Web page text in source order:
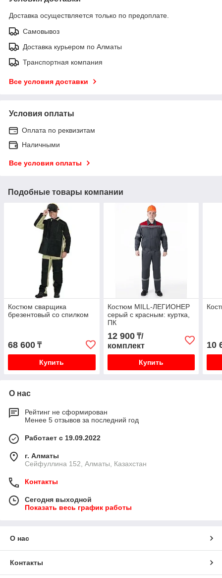
Доставка осуществляется только по предоплате.
Самовывоз
Доставка курьером по Алматы
Транспортная компания
Все условия доставки
Условия оплаты
Оплата по реквизитам
Наличными
Все условия оплаты
Подобные товары компании
Костюм сварщика
брезентовый со спилком
68 600 ₸
Купить
Костюм MILL-ЛЕГИОНЕР
серый с красным: куртка,
ПК
12 900₸/
комплект
Купить
10
О нас
Рейтинг не сформирован
Менее 5 отзывов за последний год
Работает с 19.09.2022
г. Алматы
Сейфуллина 152, Алматы, Казахстан
Контакты
Сегодня выходной
Показать весь график работы
О нас
Контакты